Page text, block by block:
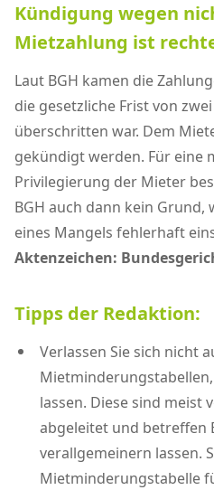
Kündigung wegen
Mietzahlung ist
Laut BGH kamen die
die gesetzliche Frist von
überschritten war. Dem
gekündigt werden. Für eine
Privilegierung der Mieter
BGH auch dann kein Grund,
eines Mangels fehlerhaft
Aktenzeichen:
Tipps der Redaktion:
Verlassen Sie sich nicht
lassen. Diese sind meist
abgeleitet und betreffen
verallgemeinern lassen.
Mietminderungstabelle